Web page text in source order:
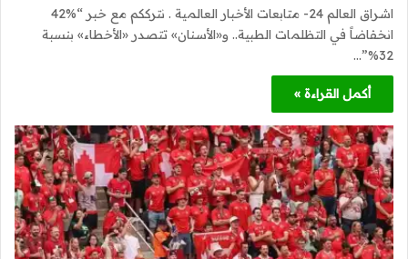
اشراق العالم 24- متابعات الأخبار العالمية . نترككم مع خبر “%42
انخفاضاً في التظلمات الطبية.. و«الأسنان» تتصدر «الأخطاء» بنسبة
32%”…
أكمل القراءة »